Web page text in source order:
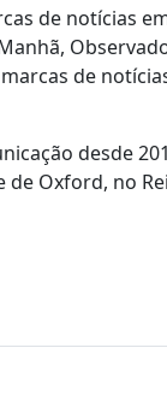
de notícias
de
desde
Oxford, no